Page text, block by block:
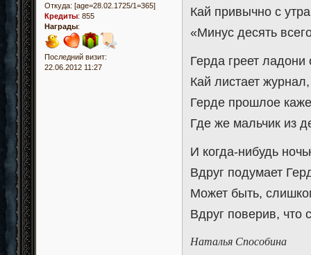
Откуда: [age=28.02.1725/1=365]
Кредиты: 855
Награды:
Последний визит:
22.06.2012 11:27
Кай привычно с
«Минус десять
Герда греет
Кай листает
Герде прошлое
Где же мальчик из
И когда-нибудь
Вдруг подумает
Может быть,
Вдруг поверив, что
Наталья Способина